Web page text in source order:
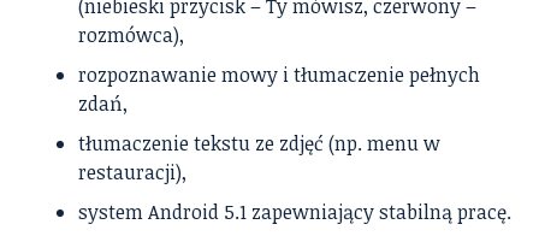
(niebieski przycisk – Ty mówisz, czerwony –
rozmówca),
rozpoznawanie mowy i tłumaczenie pełnych
zdań,
tłumaczenie tekstu ze zdjęć (np. menu w
restauracji),
system Android 5.1 zapewniający stabilną pracę.